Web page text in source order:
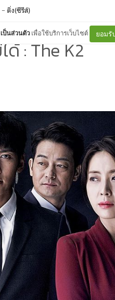
ป็นส่วนตัว เพื่อใช้บริการเว็บไซต์ ยอมรั
– ติ่ง(ซีรีส์)
ด้ : The K2